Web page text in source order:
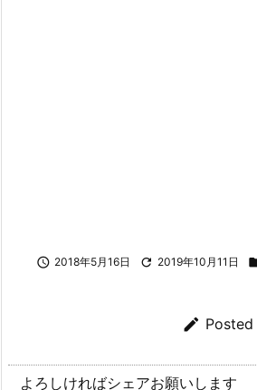
 2018年5月16日  2019年10月11日

よろしければシェアお願いします